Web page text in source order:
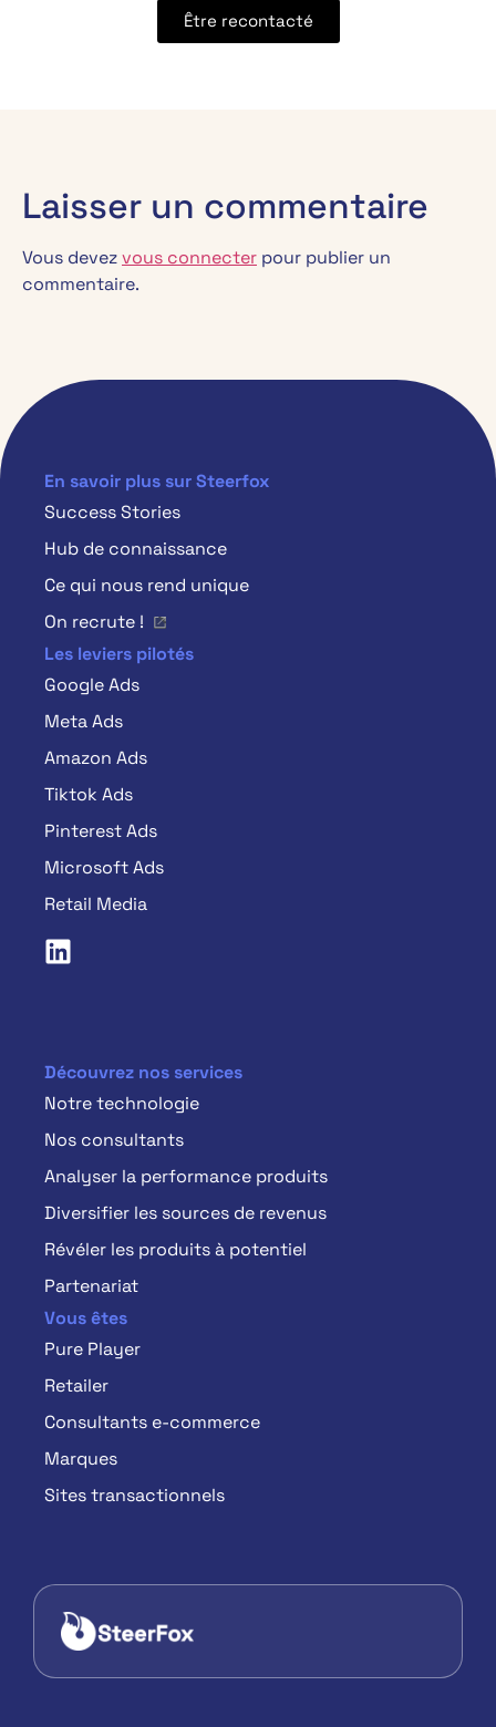
Être recontacté
Laisser un commentaire
Vous devezvous connecter pour publier un
commentaire.
En savoir plus sur Steerfox
Success Stories
Hub de connaissance
Ce qui nous rend unique
On recrute !
Les leviers pilotés
Google Ads
Meta Ads
Amazon Ads
Tiktok Ads
Pinterest Ads
Microsoft Ads
Retail Media
Découvrez nos services
Notre technologie
Nos consultants
Analyser la performance produits
Diversifier les sources de revenus
Révéler les produits à potentiel
Partenariat
Vous êtes
Pure Player
Retailer
Consultants e-commerce
Marques
Sites transactionnels